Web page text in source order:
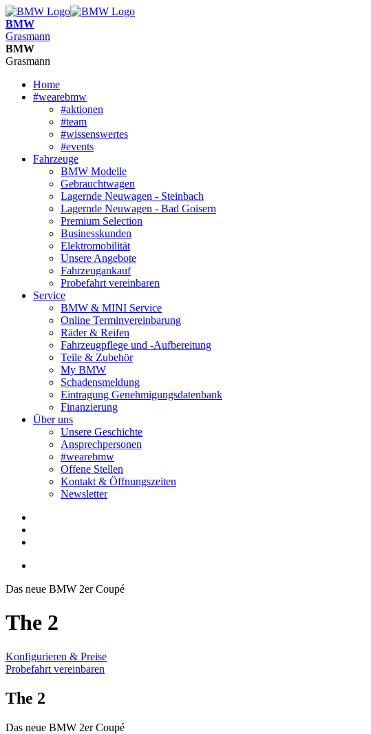
BMW
Grasmann
BMW
Grasmann
Home
#wearebmw
#aktionen
#team
#wissenswertes
#events
Fahrzeuge
BMW Modelle
Gebrauchtwagen
Lagernde Neuwagen - Steinbach
Lagernde Neuwagen - Bad Goisern
Premium Selection
Businesskunden
Elektromobilität
Unsere Angebote
Fahrzeugankauf
Probefahrt vereinbaren
Service
BMW & MINI Service
Online Terminvereinbarung
Räder & Reifen
Fahrzeugpflege und -Aufbereitung
Teile & Zubehör
My BMW
Schadensmeldung
Eintragung Genehmigungsdatenbank
Finanzierung
Über uns
Unsere Geschichte
Ansprechpersonen
#wearebmw
Offene Stellen
Kontakt & Öffnungszeiten
Newsletter
Das neue BMW 2er Coupé
The 2
Konfigurieren & Preise
Probefahrt vereinbaren
The 2
Das neue BMW 2er Coupé